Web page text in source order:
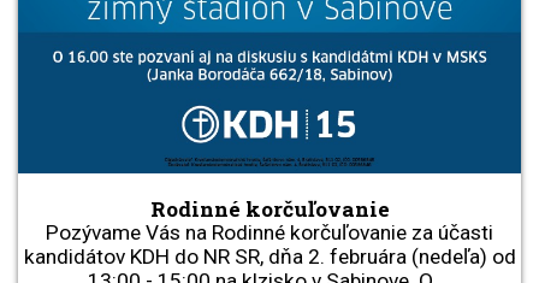
Rodinné korčuľovanie
Pozývame Vás na Rodinné korčuľovanie za účasti
kandidátov KDH do NR SR, dňa 2. februára (nedeľa) od